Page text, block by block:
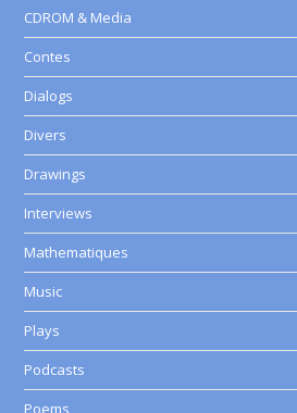
CDROM & Media
Contes
Dialogs
Divers
Drawings
Interviews
Mathematiques
Music
Plays
Podcasts
Poems